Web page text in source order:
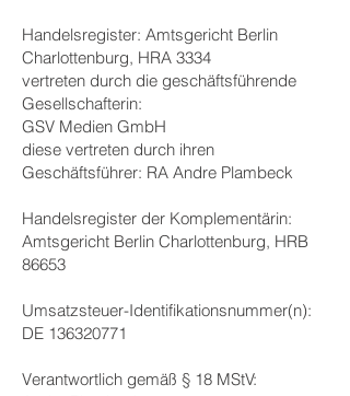
Handelsregister: Amtsgericht Berlin
Charlottenburg, HRA 3334
vertreten durch die geschäftsführende
Gesellschafterin:
GSV Medien GmbH
diese vertreten durch ihren
Geschäftsführer: RA Andre Plambeck
Handelsregister der Komplementärin:
Amtsgericht Berlin Charlottenburg, HRB
86653
Umsatzsteuer-Identifikationsnummer(n):
DE 136320771
Verantwortlich gemäß § 18 MStV: